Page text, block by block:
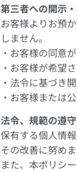
第三者への開示
お客様よりお預
しません。
・お客様の同意
・お客様が希望
・法令に基づき
・お客様または
法令、規範の遵
保有する個人情
その改善に努めま
また、本ポリシ